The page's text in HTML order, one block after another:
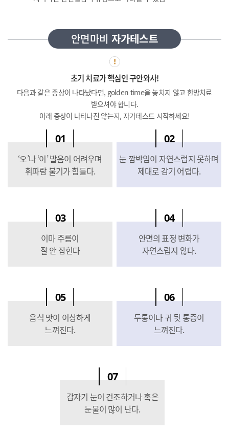
안면마비 자가테스트
초기 치료가 핵심인 구안와사!
다음과 같은 증상이 나타났다면, golden time을 놓치지 않고 한방치료
받으셔야 합니다.
아래 증상이 나타나진 않는지, 자가테스트 시작하세요!
01
‘오’나 ‘이’ 발음이 어려우며
휘파람 불기가 힘들다.
02
눈 깜박임이 자연스럽지 못하며
제대로 감기 어렵다.
03
이마 주름이
잘 안 잡힌다
04
안면의 표정 변화가
자연스럽지 않다.
05
음식 맛이 이상하게
느껴진다.
06
두통이나 귀 뒷 통증이
느껴진다.
07
갑자기 눈이 건조하거나 혹은
눈물이 많이 난다.